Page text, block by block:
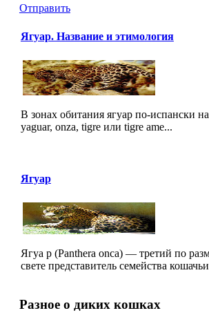
Отправить
Ягуар. Название и этимология
В зонах обитания ягуар по-испански
yaguar, onza, tigre или tigre ame...
Ягуар
Ягуа р (Panthera onca) — третий по
свете представитель семейства
Разное о диких кошках